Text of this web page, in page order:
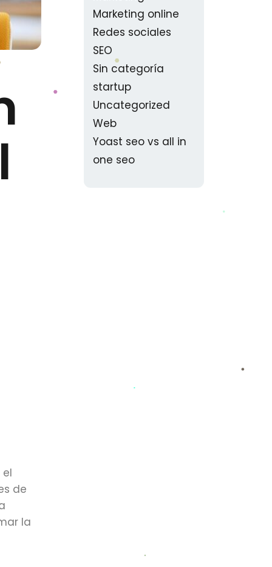
de
la
Marketing online
Redes sociales
SEO
Sin categoría
startup
Uncategorized
Web
Yoast seo vs all in
one seo